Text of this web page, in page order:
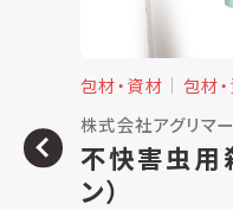
包材・資材
包材
株式会社アグリマ
不快害虫用
ン）